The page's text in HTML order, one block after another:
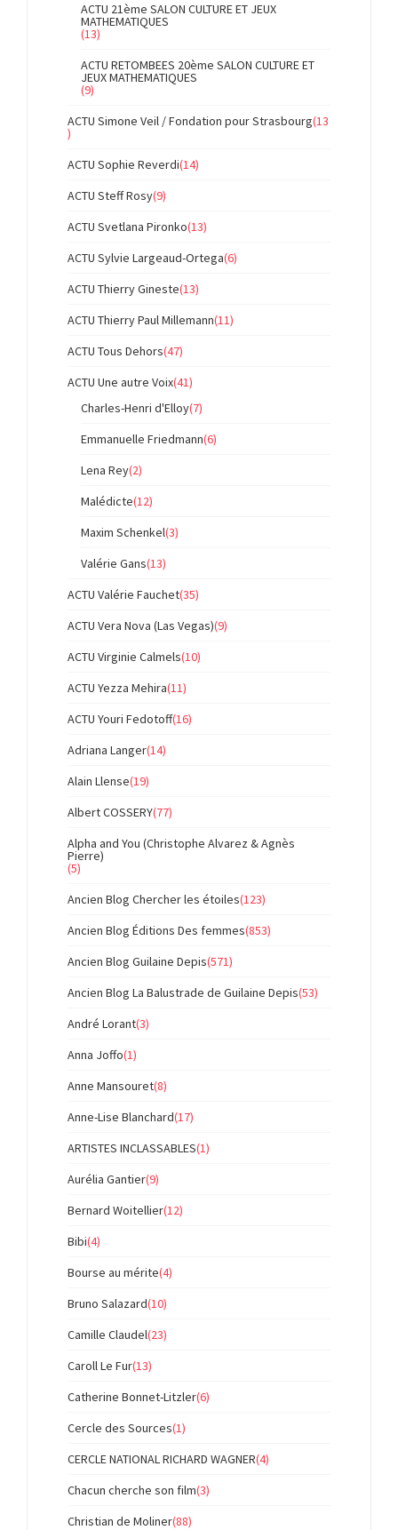
ACTU 21ème SALON CULTURE ET JEUX
MATHEMATIQUES
(13)
ACTU RETOMBEES 20ème SALON CULTURE ET
JEUX MATHEMATIQUES
(9)
ACTU Simone Veil / Fondation pour Strasbourg(13
)
ACTU Sophie Reverdi(14)
ACTU Steff Rosy(9)
ACTU Svetlana Pironko(13)
ACTU Sylvie Largeaud-Ortega(6)
ACTU Thierry Gineste(13)
ACTU Thierry Paul Millemann(11)
ACTU Tous Dehors(47)
ACTU Une autre Voix(41)
Charles-Henri d'Elloy(7)
Emmanuelle Friedmann(6)
Lena Rey(2)
Malédicte(12)
Maxim Schenkel(3)
Valérie Gans(13)
ACTU Valérie Fauchet(35)
ACTU Vera Nova (Las Vegas)(9)
ACTU Virginie Calmels(10)
ACTU Yezza Mehira(11)
ACTU Youri Fedotoff(16)
Adriana Langer(14)
Alain Llense(19)
Albert COSSERY(77)
Alpha and You (Christophe Alvarez & Agnès
Pierre)
(5)
Ancien Blog Chercher les étoiles(123)
Ancien Blog Éditions Des femmes(853)
Ancien Blog Guilaine Depis(571)
Ancien Blog La Balustrade de Guilaine Depis(53)
André Lorant(3)
Anna Joffo(1)
Anne Mansouret(8)
Anne-Lise Blanchard(17)
ARTISTES INCLASSABLES(1)
Aurélia Gantier(9)
Bernard Woitellier(12)
Bibi(4)
Bourse au mérite(4)
Bruno Salazard(10)
Camille Claudel(23)
Caroll Le Fur(13)
Catherine Bonnet-Litzler(6)
Cercle des Sources(1)
CERCLE NATIONAL RICHARD WAGNER(4)
Chacun cherche son film(3)
Christian de Moliner(88)